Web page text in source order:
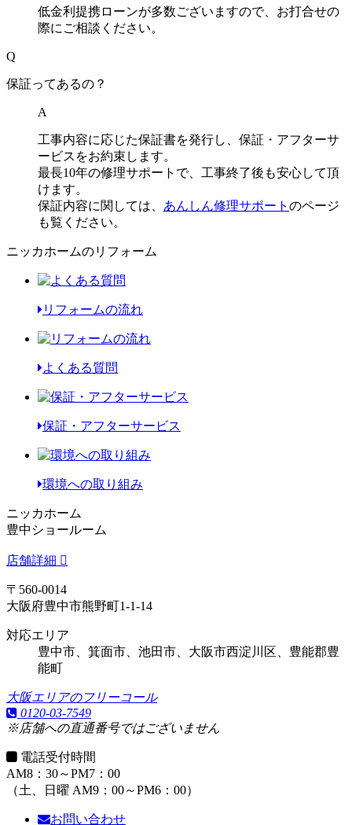
低金利提携ローンが多数ございますので、お打合せの
際にご相談ください。
Q
保証ってあるの？
A
工事内容に応じた保証書を発行し、保証・アフターサ
ービスをお約束します。
最長10年の修理サポートで、工事終了後も安心して頂
けます。
保証内容に関しては、 あんしん修理サポート のページ
も覧ください。
ニッカホームのリフォーム
リフォームの流れ
よくある質問
保証・アフターサービス
環境への取り組み
ニッカホーム
豊中ショールーム
店舗詳細
〒560-0014
大阪府豊中市熊野町1-1-14
対応エリア
豊中市、箕面市、池田市、大阪市西淀川区、豊能郡豊
能町
大阪エリアのフリーコール
0120-03-7549
※店舗への直通番号ではございません
電話受付時間
AM8：30～PM7：00
（土、日曜 AM9：00～PM6：00）
お問い合わせ